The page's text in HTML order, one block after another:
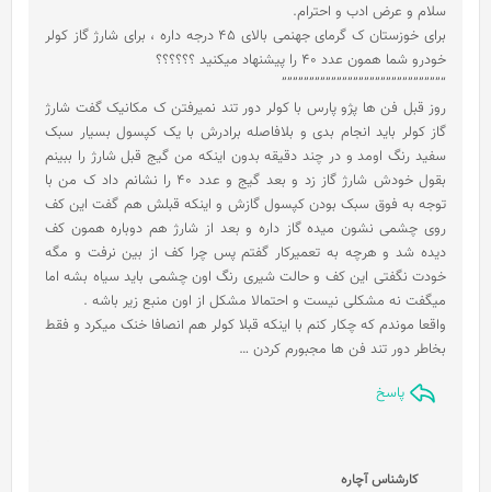
سلام و عرض ادب و احترام.
برای خوزستان ک گرمای جهنمی بالای 45 درجه داره ، برای شارژ گاز کولر
خودرو شما همون عدد 40 را پیشنهاد میکنید ؟؟؟؟؟؟
“”””””””””””””””””””””””””””””
روز قبل فن ها پژو پارس با کولر دور تند نمیرفتن ک مکانیک گفت شارژ
گاز کولر باید انجام بدی و بلافاصله برادرش با یک کپسول بسیار سبک
سفید رنگ اومد و در چند دقیقه بدون اینکه من گیج قبل شارژ را ببینم
بقول خودش شارژ گاز زد و بعد گیج و عدد 40 را نشانم داد ک من با
توجه به فوق سبک بودن کپسول گازش و اینکه قبلش هم گفت این کف
روی چشمی نشون میده گاز داره و بعد از شارژ هم دوباره همون کف
دیده شد و هرچه به تعمیرکار گفتم پس چرا کف از بین نرفت و مگه
خودت نگفتی این کف و حالت شیری رنگ اون چشمی باید سیاه بشه اما
میگفت نه مشکلی نیست و احتمالا مشکل از اون منبع زیر باشه .
واقعا موندم که چکار کنم با اینکه قبلا کولر هم انصافا خنک میکرد و فقط
بخاطر دور تند فن ها مجبورم کردن …
پاسخ
کارشناس آچاره